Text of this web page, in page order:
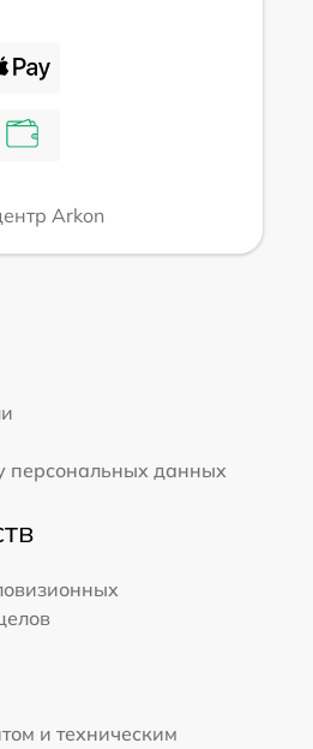
Arkon
персональных данных
и техническим